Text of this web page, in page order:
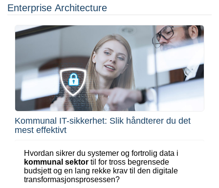
Enterprise Architecture
Kommunal IT-sikkerhet: Slik håndterer du det
mest effektivt
Hvordan sikrer du systemer og fortrolig data i
kommunal sektor til for tross begrensede
budsjett og en lang rekke krav til den digitale
transformasjonsprosessen?